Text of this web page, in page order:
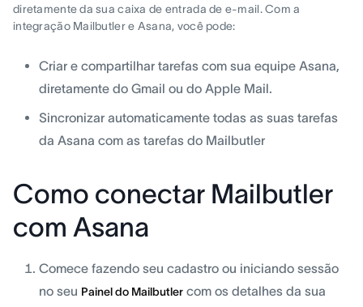
diretamente da sua caixa de entrada de e-mail. Com a
integração Mailbutler e Asana, você pode:
Criar e compartilhar tarefas com sua equipe Asana,
diretamente do Gmail ou do Apple Mail.
Sincronizar automaticamente todas as suas tarefas
da Asana com as tarefas do Mailbutler
Como conectar Mailbutler
com Asana
Comece fazendo seu cadastro ou iniciando sessão
no seu Painel do Mailbutler com os detalhes da sua